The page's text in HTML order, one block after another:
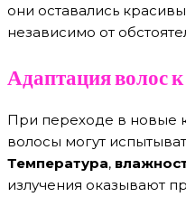
они оставались
независимо от
Адаптация волос
При переходе в новые
волосы могут
Температура,
излучения оказывают